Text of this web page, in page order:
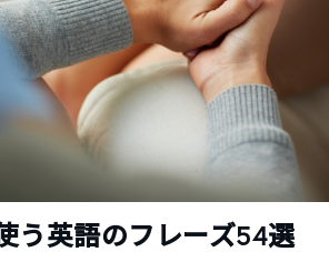
う英語のフレーズ54選